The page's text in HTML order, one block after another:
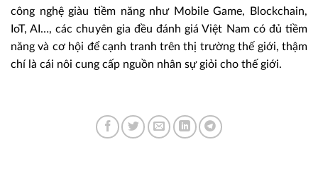
công nghệ giàu tiềm năng như Mobile Game, Blockchain,
IoT, AI…, các chuyên gia đều đánh giá Việt Nam có đủ tiềm
năng và cơ hội để cạnh tranh trên thị trường thế giới, thậm
chí là cái nôi cung cấp nguồn nhân sự giỏi cho thế giới.